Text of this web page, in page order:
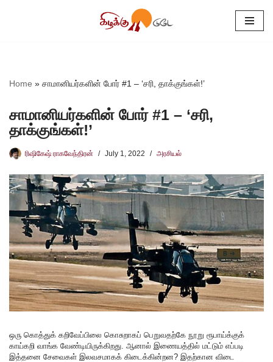
Home » சாமானியர்களின் போர் #1 – ‘சரி, தாக்குங்கள்!’
சாமானியர்களின் போர் #1 – ‘சரி,
தாக்குங்கள்!’
ரிஷிகேஷ் ராகவேந்திரன் July 1, 2022 அரசியல்
ஒரு கொத்துக் கறிவேப்பிலை கொசுறாகப் பெறுவதற்கே நூறு ரூபாய்க்குக்
காய்கறி வாங்க வேண்டியிருக்கிறது. ஆனால் இணையத்தில் மட்டும் எப்படி
இத்தனை சேவைகள் இலவசமாகக் கிடைக்கின்றன? இதற்கான விடை